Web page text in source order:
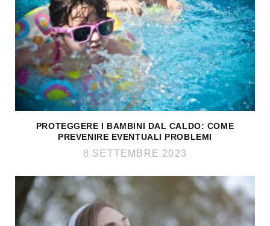
PROTEGGERE I BAMBINI DAL CALDO: COME
PREVENIRE EVENTUALI PROBLEMI
8 SETTEMBRE 2023